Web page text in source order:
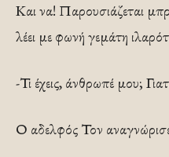
Και να! Παρουσιάζεται
λέει με φωνή γεμάτη
-Τι έχεις, άνθρωπέ μου;
Ο αδελφός Τον